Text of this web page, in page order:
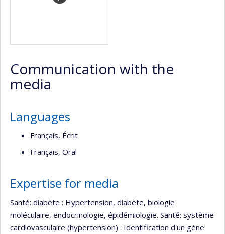
Communication with the
media
Languages
Français, Écrit
Français, Oral
Expertise for media
Santé: diabète : Hypertension, diabète, biologie
moléculaire, endocrinologie, épidémiologie. Santé: système
cardiovasculaire (hypertension) : Identification d'un gène